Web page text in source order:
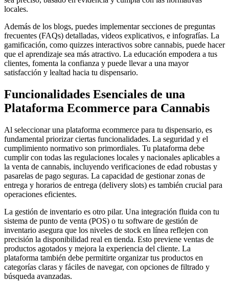
locales.
Además de los blogs, puedes implementar secciones de preguntas
frecuentes (FAQs) detalladas, videos explicativos, e infografías. La
gamificación, como quizzes interactivos sobre cannabis, puede hacer
que el aprendizaje sea más atractivo. La educación empodera a tus
clientes, fomenta la confianza y puede llevar a una mayor
satisfacción y lealtad hacia tu dispensario.
Funcionalidades Esenciales de una
Plataforma Ecommerce para Cannabis
Al seleccionar una plataforma ecommerce para tu dispensario, es
fundamental priorizar ciertas funcionalidades. La seguridad y el
cumplimiento normativo son primordiales. Tu plataforma debe
cumplir con todas las regulaciones locales y nacionales aplicables a
la venta de cannabis, incluyendo verificaciones de edad robustas y
pasarelas de pago seguras. La capacidad de gestionar zonas de
entrega y horarios de entrega (delivery slots) es también crucial para
operaciones eficientes.
La gestión de inventario es otro pilar. Una integración fluida con tu
sistema de punto de venta (POS) o tu software de gestión de
inventario asegura que los niveles de stock en línea reflejen con
precisión la disponibilidad real en tienda. Esto previene ventas de
productos agotados y mejora la experiencia del cliente. La
plataforma también debe permitirte organizar tus productos en
categorías claras y fáciles de navegar, con opciones de filtrado y
búsqueda avanzadas.